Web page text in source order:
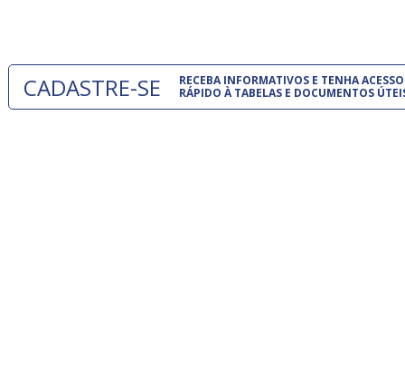
CADASTRE-SE
RECEBA INFORMATIVOS E TENHA ACESSO
RÁPIDO À TABELAS E DOCUMENTOS